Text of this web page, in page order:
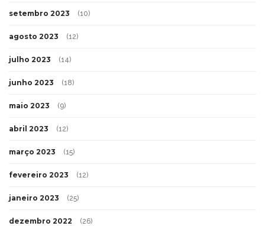
setembro 2023 (10)
agosto 2023 (12)
julho 2023 (14)
junho 2023 (18)
maio 2023 (9)
abril 2023 (12)
março 2023 (15)
fevereiro 2023 (12)
janeiro 2023 (25)
dezembro 2022 (26)